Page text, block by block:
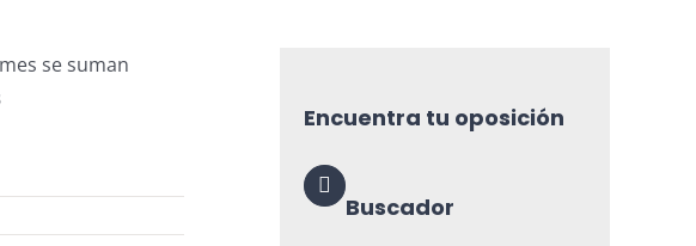
se suman
Encuentra tu oposición
Buscador